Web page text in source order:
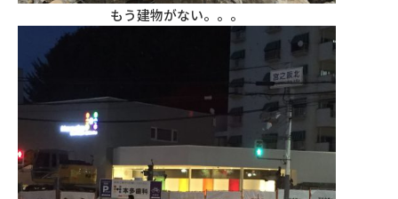
もう建物がない。。。